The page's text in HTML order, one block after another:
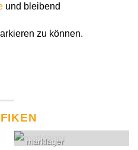
und bleibend
zu können.
marklager